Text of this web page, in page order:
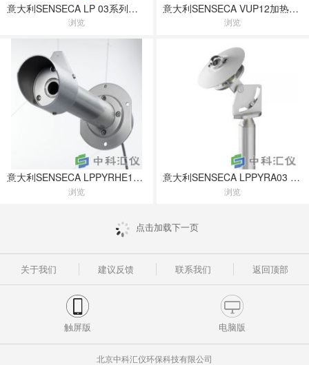
意大利SENSECA LP 03系列辐射照度探头
浏览
意大利SENSECA VUP12加热通风罩
浏览
意大利SENSECA LPPYRHE16系列 B级太阳直接辐射表
浏览
意大利SENSECA LPPYRA03 C级太阳总辐射表
浏览
点击加载下一页
关于我们 建议反馈 联系我们 返回顶部
触屏版 电脑版
北京中科汇仪环保科技有限公司